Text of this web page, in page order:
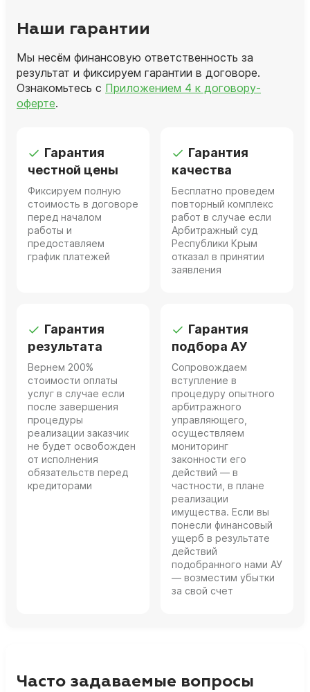
Наши гарантии
Мы несём финансовую ответственность за
результат и фиксируем гарантии в договоре.
Ознакомьтесь с Приложением 4 к договору-
оферте.
Гарантия
честной цены
Фиксируем полную
стоимость в договоре
перед началом
работы и
предоставляем
график платежей
Гарантия
качества
Бесплатно проведем
повторный комплекс
работ в случае если
Арбитражный суд
Республики Крым
отказал в принятии
заявления
Гарантия
результата
Вернем 200%
стоимости оплаты
услуг в случае если
после завершения
процедуры
реализации заказчик
не будет освобожден
от исполнения
обязательств перед
кредиторами
Гарантия
подбора АУ
Сопровождаем
вступление в
процедуру опытного
арбитражного
управляющего,
осуществляем
мониторинг
законности его
действий — в
частности, в плане
реализации
имущества. Если вы
понесли финансовый
ущерб в результате
действий
подобранного нами АУ
— возместим убытки
за свой счет
Часто задаваемые вопросы